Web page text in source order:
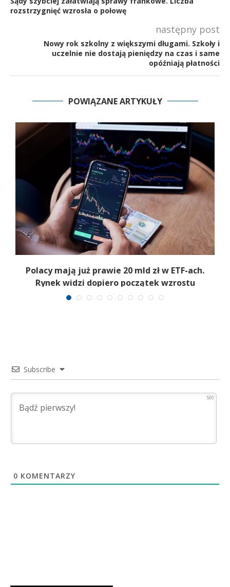
rozstrzygnięć wzrosła o połowę
następny post
Nowy rok szkolny z większymi długami. Szkoły i
uczelnie nie dostają pieniędzy na czas i same
opóźniają płatności
POWIĄZANE ARTYKUŁY
Polacy mają już prawie 20 mld zł w ETF-ach.
Rynek widzi dopiero początek wzrostu
Subscribe
500
0 KOMENTARZY